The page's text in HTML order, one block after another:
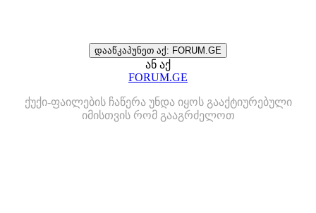
დააწკაპუნეთ აქ: FORUM.GE
ან აქ
FORUM.GE
ქუქი-ფაილების ჩაწერა უნდა იყოს გააქტიურებული
იმისთვის რომ გააგრძელოთ